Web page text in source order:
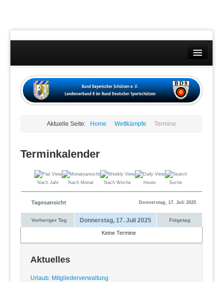
Wettkämpfe
Datenschutzübersicht
Aktuelle Seite: Home Wettkämpfe Termine
Terminkalender
Nach Jahr Nach Monat Nach Woche Heute Suche
Tagesansicht Donnerstag, 17. Juli 2025
Vorheriger Tag Donnerstag, 17. Juli 2025 Folgetag
Keine Termine
Aktuelles
Urlaub: Mitgliederverwaltung